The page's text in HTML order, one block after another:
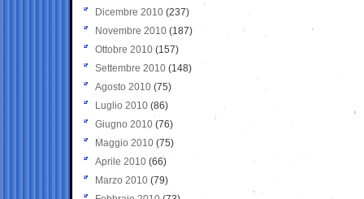
Dicembre 2010 (237)
Novembre 2010 (187)
Ottobre 2010 (157)
Settembre 2010 (148)
Agosto 2010 (75)
Luglio 2010 (86)
Giugno 2010 (76)
Maggio 2010 (75)
Aprile 2010 (66)
Marzo 2010 (79)